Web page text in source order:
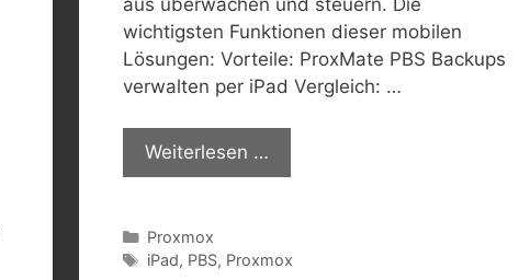
wichtigsten Funktionen dieser mobilen
Lösungen: Vorteile: ProxMate PBS Backups
verwalten per iPad Vergleich: …
Weiterlesen …
Kategorien
Proxmox
Schlagwörter
iPad, PBS, Proxmox